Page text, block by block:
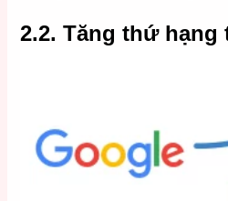
2.2. Tăng thứ hạng